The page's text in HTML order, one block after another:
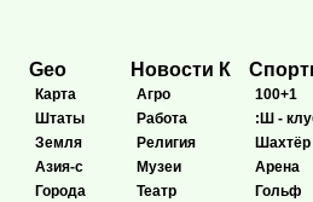
Geo
Карта
Штаты
Земля
Азия-с
Города
Новости К
Агро
Работа
Религия
Музеи
Театр
100+1
:Ш -
Шахтёр
Арена
Гольф